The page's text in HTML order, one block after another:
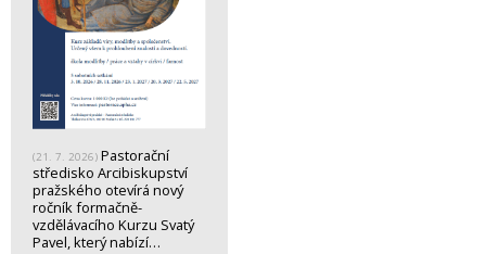
(21. 7. 2026) Pastorační
středisko Arcibiskupství
pražského otevírá nový
ročník formačně-
vzdělávacího Kurzu Svatý
Pavel, který nabízí…